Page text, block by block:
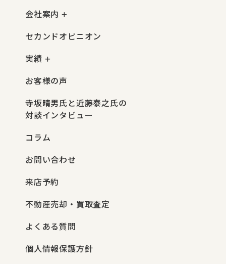
会社案内
セカンドオピニオン
実績
お客様の声
寺坂晴男氏と近藤泰之氏の
対談インタビュー
コラム
お問い合わせ
来店予約
不動産売却・買取査定
よくある質問
個人情報保護方針